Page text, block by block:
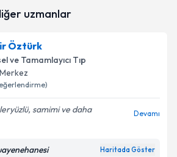
uzmandan randevu almanız için bir
işlenmesine ilişkin
Aydınlatma
ve kişisel verilerimin belirtilen
uzmanlar
Öztürk
ve Tamamlayıcı Tıp
samimi ve daha
Devamı
Haritada Göster